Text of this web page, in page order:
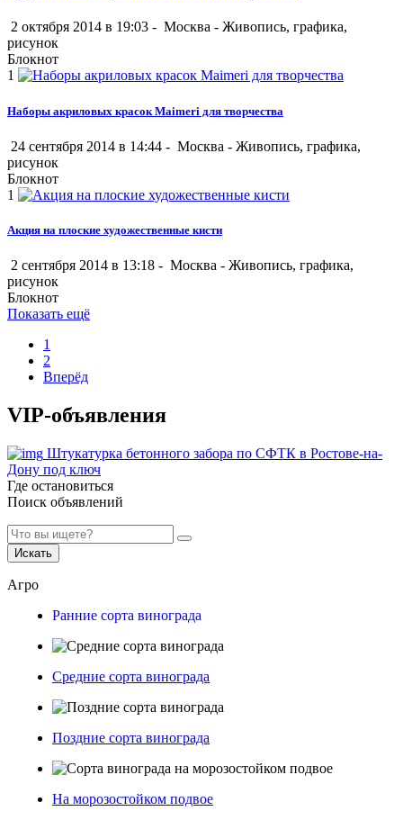
2 октября 2014 в 19:03 - Москва - Живопись, графика,
рисунок
Блокнот
1
Наборы акриловых красок Maimeri для творчества
24 сентября 2014 в 14:44 - Москва - Живопись, графика,
рисунок
Блокнот
1
Акция на плоские художественные кисти
2 сентября 2014 в 13:18 - Москва - Живопись, графика,
рисунок
Блокнот
Показать ещё
1
2
Вперёд
VIP-объявления
Штукатурка бетонного забора по СФТК в Ростове-на-
Дону под ключ
Где остановиться
Поиск объявлений
Искать
Агро
Ранние сорта винограда
Средние сорта винограда
Поздние сорта винограда
На морозостойком подвое